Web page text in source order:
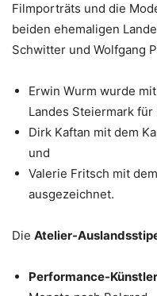
Filmporträts und die
beiden ehemaligen
Schwitter und Wolfgang
Erwin Wurm wurde
Landes Steiermark
Dirk Kaftan mit dem
und
Valerie Fritsch mit
ausgezeichnet.
Die Atelier-
Performance-